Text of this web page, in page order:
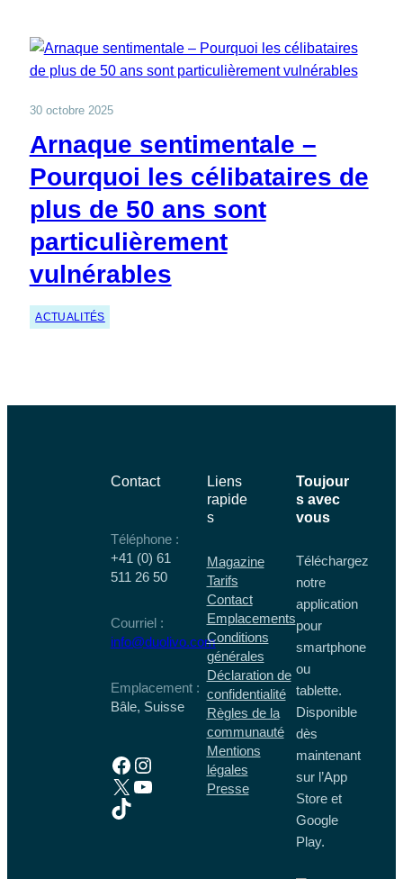
30 octobre 2025
Arnaque sentimentale –
Pourquoi les célibataires de
plus de 50 ans sont
particulièrement
vulnérables
ACTUALITÉS
Contact
Téléphone :
+41 (0) 61
511 26 50
Courriel :
info@duolivo.com
Emplacement :
Bâle, Suisse
Facebook
Instagram
X YouTube
TikTok
Liens
rapide
s
Magazine
Tarifs
Contact
Emplacements
Conditions
générales
Déclaration de
confidentialité
Règles de la
communauté
Mentions
légales
Presse
Toujour
s avec
vous
Téléchargez
notre
application
pour
smartphone
ou
tablette.
Disponible
dès
maintenant
sur l’App
Store et
Google
Play.